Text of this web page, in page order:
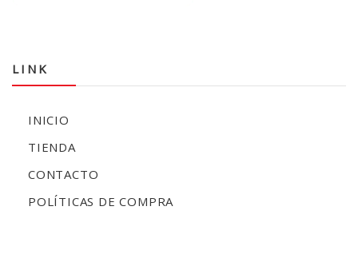
LINK
INICIO
TIENDA
CONTACTO
POLÍTICAS DE COMPRA